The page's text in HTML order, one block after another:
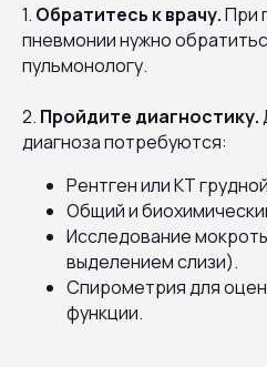
1. Обратитесь к врачу.При
пневмонии нужно
пульмонологу.
2. Пройдите диагностику.
диагноза потребуются:
Рентген или КТ
Общий и
Исследование
выделением слизи).
Спирометрия для
функции.